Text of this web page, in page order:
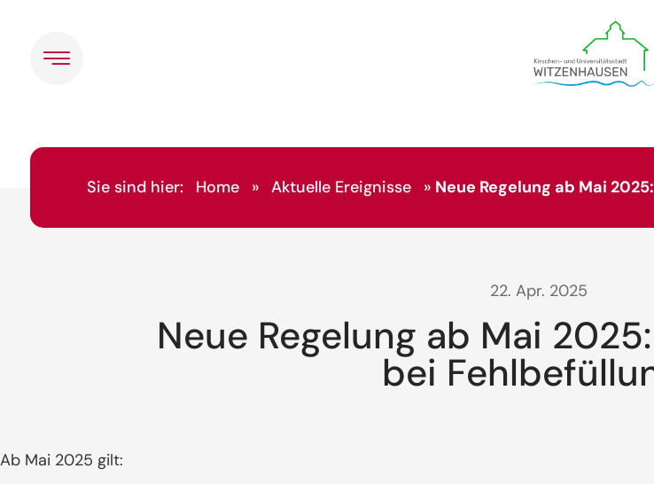
Sie sind hier: Home » Aktuelle Ereignisse » Neue Regelung ab Mai
22. Apr. 2025
Neue Regelung ab Mai
bei
Ab Mai 2025 gilt: